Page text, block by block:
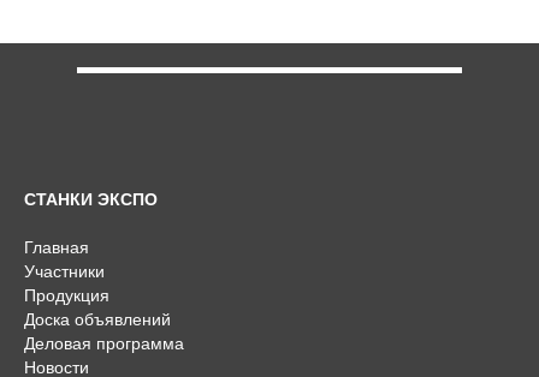
СТАНКИ ЭКСПО
Главная
Участники
Продукция
Доска объявлений
Деловая программа
Новости